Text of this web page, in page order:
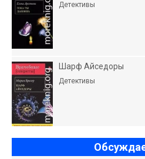
Детективы
Шарф Айседоры
Детективы